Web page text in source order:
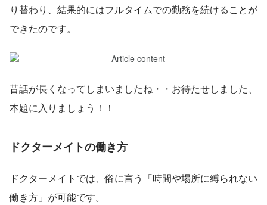
り替わり、結果的にはフルタイムでの勤務を続けることが
できたのです。
昔話が長くなってしまいましたね・・お待たせしました、
本題に入りましょう！！
ドクターメイトの働き方
ドクターメイトでは、俗に言う「時間や場所に縛られない
働き方」が可能です。